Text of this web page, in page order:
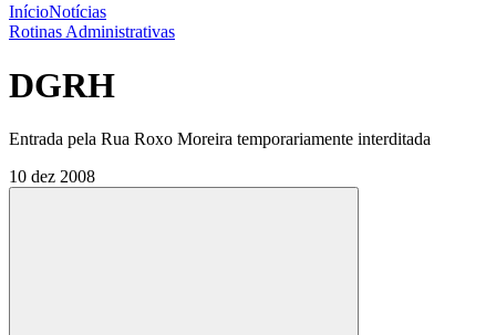
InícioNotícias
Rotinas Administrativas
DGRH
Entrada pela Rua Roxo Moreira temporariamente interditada
10 dez 2008